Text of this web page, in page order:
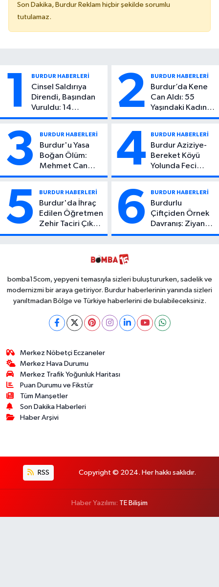
Son Dakika, Burdur Reklam hiçbir şekilde sorumlu
tutulamaz.
1 BURDUR HABERLERİ
Cinsel Saldırıya
Direndi, Başından
Vuruldu: 14
Yaşındaki Çocuktan
2 BURDUR HABERLERİ
Burdur’da Kene
Can Aldı: 55
Yaşındaki Kadın
Hayatını Kaybetti
3 BURDUR HABERLERİ
Burdur'u Yasa
Boğan Ölüm:
Mehmet Can
Atıcı Genç Yaşta
4 BURDUR HABERLERİ
Burdur Aziziye-
Bereket Köyü
Yolunda Feci
Kaza: 1 Ölü, 2
5 BURDUR HABERLERİ
Burdur'da İhraç
Edilen Öğretmen
Zehir Taciri Çıktı:
Binlerce
6 BURDUR HABERLERİ
Burdurlu
Çiftçiden Örnek
Davranış: Ziyan
Olmasın Diye
Toplayabilecek
bomba15com, yepyeni temasıyla sizleri buluştururken, sadelik ve
modernizmi bir araya getiriyor. Burdur haberlerinin yanında sizleri
yanıltmadan Bölge ve Türkiye haberlerini de bulabileceksiniz.
Merkez Nöbetçi Eczaneler
Merkez Hava Durumu
Merkez Trafik Yoğunluk Haritası
Puan Durumu ve Fikstür
Tüm Manşetler
Son Dakika Haberleri
Haber Arşivi
RSS Copyright © 2024. Her hakkı saklıdır.
Haber Yazılımı: TE Bilişim